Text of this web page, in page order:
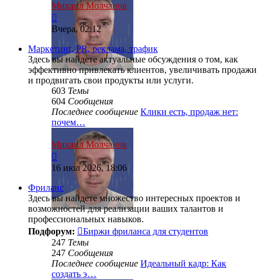
Михаил Молчанов
Перейти
к
последнему
сообщению
Вчера, 02:12
Маркетинг, PR, реклама, трафик
Здесь вы найдете актуальные обсуждения о том, как
эффективно привлекать клиентов, увеличивать продажи
и продвигать свои продукты или услуги.
603 Темы
604 Сообщения
Последнее сообщение Клики есть, продаж нет:
почем…
Михаил Молчанов
Перейти
к
последнему
сообщению
16 июл 2026, 18:06
Фриланс
Здесь вы найдете множество интересных проектов и
возможностей для реализации ваших талантов и
профессиональных навыков.
Подфорум:
Биржи фриланса для студентов
247 Темы
247 Сообщения
Последнее сообщение Идеальный кадр: Как
создать э…